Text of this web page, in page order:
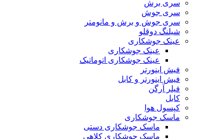
سری برش
سری جوش
سری جوش و برش و مانومتر
شیلنگ دوقلو
عینک جوشکاری
عینک جوشکاری
عینک جوشکاری اتوماتیک
فیش اینورتر
فیش اینورتر و کابل
فیلر آرگن
کابل
کپسول هوا
ماسک جوشکاری
ماسک جوشکاری دستی
ماسک جوشکاری کلاهی